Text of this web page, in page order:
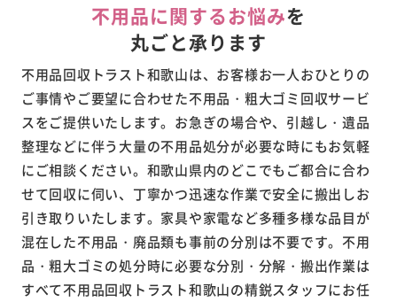
不用品に関するお悩みを
丸ごと承ります
不用品回収トラスト和歌山は、お客様お一人おひとりの
ご事情やご要望に合わせた不用品・粗大ゴミ回収サービ
スをご提供いたします。お急ぎの場合や、引越し・遺品
整理などに伴う大量の不用品処分が必要な時にもお気軽
にご相談ください。和歌山県内のどこでもご都合に合わ
せて回収に伺い、丁寧かつ迅速な作業で安全に搬出しお
引き取りいたします。家具や家電など多種多様な品目が
混在した不用品・廃品類も事前の分別は不要です。不用
品・粗大ゴミの処分時に必要な分別・分解・搬出作業は
すべて不用品回収トラスト和歌山の精鋭スタッフにお任